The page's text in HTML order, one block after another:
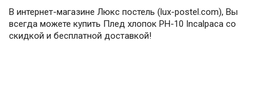
В интернет-магазине Люкс постель (lux-postel.com), Вы
всегда можете купить Плед хлопок PH-10 Incalpaca со
скидкой и бесплатной доставкой!